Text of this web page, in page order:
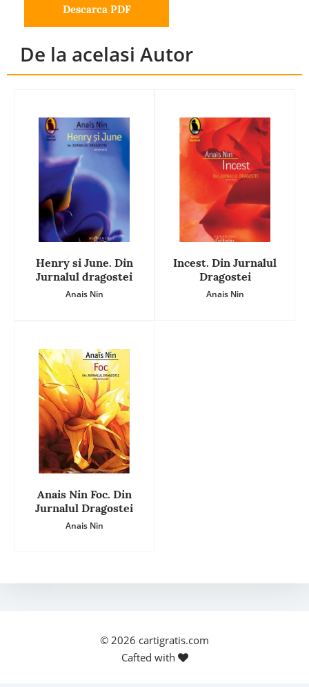
Descarca PDF
De la acelasi Autor
Henry si June. Din
Jurnalul dragostei
Anais Nin
Incest. Din Jurnalul
Dragostei
Anais Nin
Anais Nin Foc. Din
Jurnalul Dragostei
Anais Nin
© 2026 cartigratis.com
Cafted with